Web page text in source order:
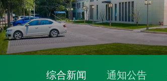
综合新闻 通知公告